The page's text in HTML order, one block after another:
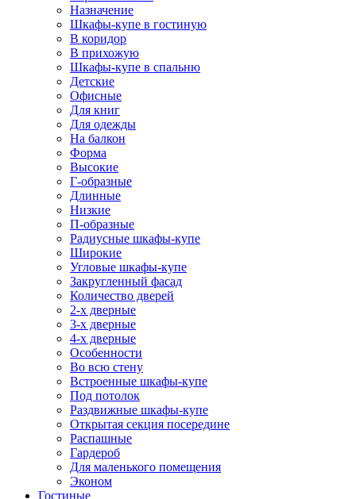
Назначение
Шкафы-купе в гостиную
В коридор
В прихожую
Шкафы-купе в спальню
Детские
Офисные
Для книг
Для одежды
На балкон
Форма
Высокие
Г-образные
Длинные
Низкие
П-образные
Радиусные шкафы-купе
Широкие
Угловые шкафы-купе
Закругленный фасад
Количество дверей
2-х дверные
3-х дверные
4-х дверные
Особенности
Во всю стену
Встроенные шкафы-купе
Под потолок
Раздвижные шкафы-купе
Открытая секция посередине
Распашные
Гардероб
Для маленького помещения
Эконом
Гостиные